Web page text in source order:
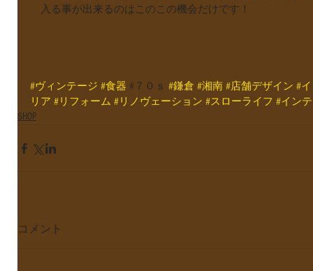
入る事が出来るのはこのこの機会だけです！
#ヴィンテージ #食器 #７０ｓ #鎌倉 #湘南 #店舗デザイン #
リア #リフォーム #リノヴェーション #スローライフ #イン
SHOP
コメント